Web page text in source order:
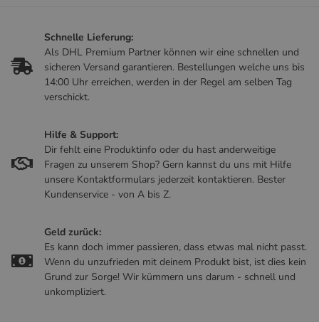
Schnelle Lieferung:
Als DHL Premium Partner können wir eine schnellen und
sicheren Versand garantieren. Bestellungen welche uns bis
14:00 Uhr erreichen, werden in der Regel am selben Tag
verschickt.
Hilfe & Support:
Dir fehlt eine Produktinfo oder du hast anderweitige
Fragen zu unserem Shop? Gern kannst du uns mit Hilfe
unsere Kontaktformulars jederzeit kontaktieren. Bester
Kundenservice - von A bis Z.
Geld zurück:
Es kann doch immer passieren, dass etwas mal nicht passt.
Wenn du unzufrieden mit deinem Produkt bist, ist dies kein
Grund zur Sorge! Wir kümmern uns darum - schnell und
unkompliziert.